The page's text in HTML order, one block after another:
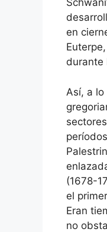
en
durante
Así, a
(1678-
el
Eran
no